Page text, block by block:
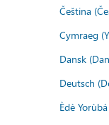
Čeština
Cymraeg
Dansk
Deutsch
Èdè